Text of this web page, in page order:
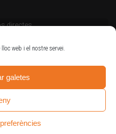
web i el nostre servei.
galetes
directes
oficials